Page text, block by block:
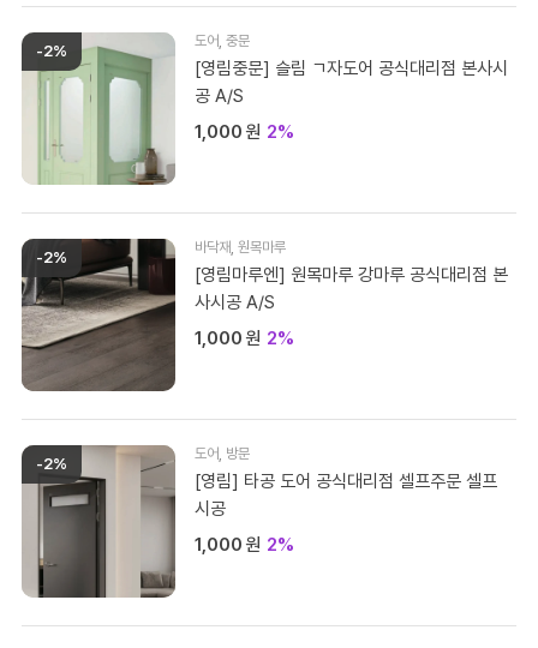
-2%
도어 ,중문
[영림중문] 슬림 ㄱ자도어 공식대리점 본사시
공 A/S
1,000 원 2%
-2%
바닥재 ,원목마루
[영림마루엔] 원목마루 강마루 공식대리점 본
사시공 A/S
1,000 원 2%
-2%
도어 방문
[영림] 타공 도어 공식대리점 셀프주문 셀프
시공
1,000 원 2%